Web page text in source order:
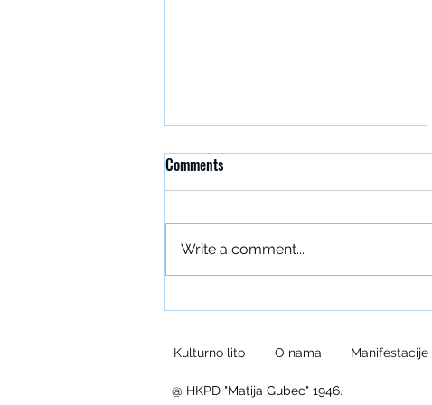
Prezentacija projekta „Ne pali
Comments
Write a comment...
Kulturno lito O nama Manifestacije
@ HKPD "Matija Gubec" 1946.